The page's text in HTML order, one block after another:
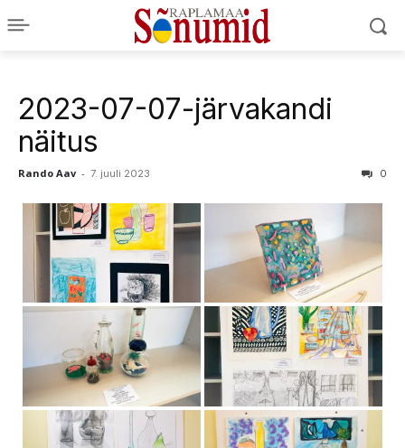
2023-07-07-järvakandi
näitus
Rando Aav - 7. juuli 2023 0